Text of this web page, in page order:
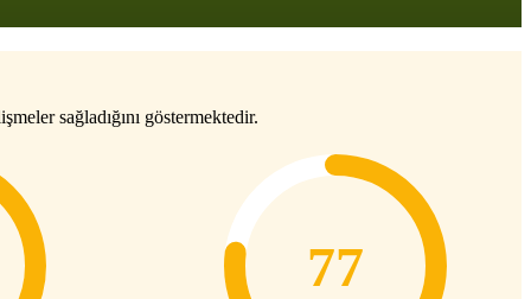
sağladığını göstermektedir.
77